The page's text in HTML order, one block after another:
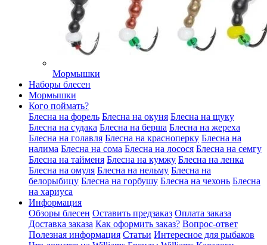
Мормышки
Наборы блесен
Мормышки
Кого поймать?
Блесна на форель Блесна на окуня Блесна на щуку
Блесна на судака Блесна на берша Блесна на жереха
Блесна на голавля Блесна на красноперку Блесна на
налима Блесна на сома Блесна на лосося Блесна на семгу
Блесна на тайменя Блесна на кумжу Блесна на ленка
Блесна на омуля Блесна на нельму Блесна на
белорыбицу Блесна на горбушу Блесна на чехонь Блесна
на хариуса
Информация
Обзоры блесен Оставить предзаказ Оплата заказа
Доставка заказа Как оформить заказ? Вопрос-ответ
Полезная информация Статьи Интересное для рыбаков